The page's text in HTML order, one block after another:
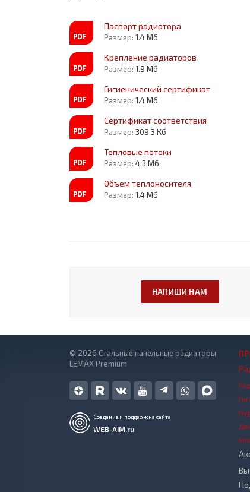
Паспорт радиатора
Размер: 1.4 Мб
Крепление радиаторов
Размер: 1.9 Мб
Гигиенический сертификат
Размер: 1.4 Мб
Сертификат соответствия
Размер: 309.3 Кб
Тепловые потоки
Размер: 4.3 Мб
Объем теплоносителя
Размер: 1.4 Мб
НАПИШИ НАМ
© 2026 Стальные панельные радиаторы
LEMAX Premium
Создание и поддержка сайта
WEB-AiM.ru